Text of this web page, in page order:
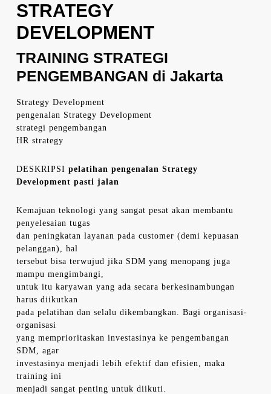
STRATEGY
DEVELOPMENT
TRAINING STRATEGI
PENGEMBANGAN di Jakarta
Strategy Development
pengenalan Strategy Development
strategi pengembangan
HR strategy
DESKRIPSI pelatihan pengenalan Strategy
Development pasti jalan
Kemajuan teknologi yang sangat pesat akan membantu
penyelesaian tugas
dan peningkatan layanan pada customer (demi kepuasan
pelanggan), hal
tersebut bisa terwujud jika SDM yang menopang juga
mampu mengimbangi,
untuk itu karyawan yang ada secara berkesinambungan
harus diikutkan
pada pelatihan dan selalu dikembangkan. Bagi organisasi-
organisasi
yang memprioritaskan investasinya ke pengembangan
SDM, agar
investasinya menjadi lebih efektif dan efisien, maka
training ini
menjadi sangat penting untuk diikuti.